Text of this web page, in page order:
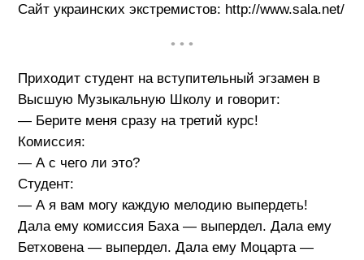
Сайт украинских экстремистов: http://www.sala.net/
• • •
Приходит студент на вступительный эгзамен в
Высшую Музыкальную Школу и говорит:
— Берите меня сразу на третий курс!
Комиссия:
— А с чего ли это?
Студент:
— А я вам могу каждую мелодию выпердеть!
Дала ему комиссия Баха — выпердел. Дала ему
Бетховена — выпердел. Дала ему Моцарта —